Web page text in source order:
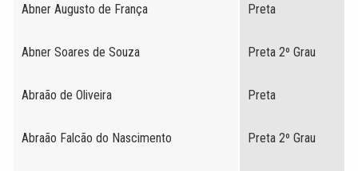
Abner Augusto de França Preta
Abner Soares de Souza Preta 2º Grau
Abraão de Oliveira Preta
Abraão Falcão do Nascimento Preta 2º Grau